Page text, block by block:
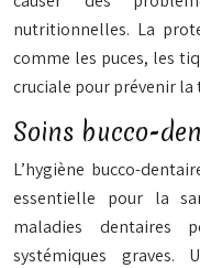
nutritionnelles. La
comme les puces, les
cruciale pour prévenir la
Soins bucco-
L’hygiène bucco-
essentielle pour la
maladies dentaires
systémiques graves.